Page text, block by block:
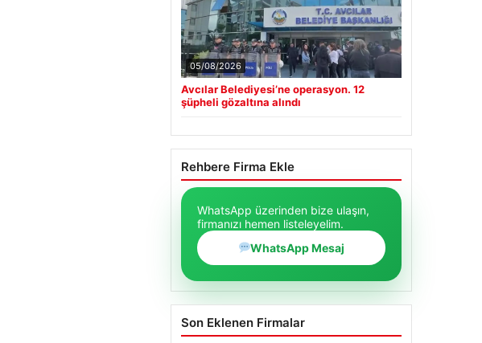
05/08/2026
Avcılar Belediyesi’ne operasyon. 12
şüpheli gözaltına alındı
Rehbere Firma Ekle
WhatsApp üzerinden bize ulaşın,
firmanızı hemen listeleyelim.
WhatsApp Mesaj
Son Eklenen Firmalar